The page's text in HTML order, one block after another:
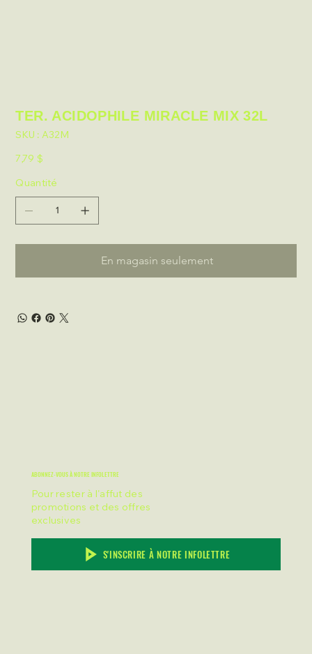
TER. ACIDOPHILE MIRACLE MIX 32L
SKU : SKU
A32M
A32M
Prix
7,79 $
Quantité
En magasin seulement
ABONNEZ-VOUS À NOTRE INFOLETTRE
Pour rester à l'affut des
promotions et des offres
exclusives
S'INSCRIRE À NOTRE INFOLETTRE